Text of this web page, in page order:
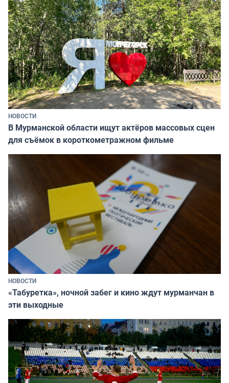
НОВОСТИ
В Мурманской области ищут актёров массовых сцен
для съёмок в короткометражном фильме
НОВОСТИ
«Табуретка», ночной забег и кино ждут мурманчан в
эти выходные